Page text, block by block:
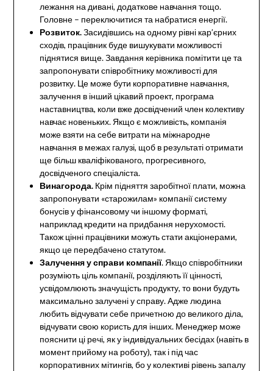
лежання на дивані, додаткове навчання тощо.
Головне – переключитися та набратися енергії.
Розвиток.Засидівшись на одному рівні кар’єрних
сходів, працівник буде вишукувати можливості
піднятися вище. Завдання керівника помітити це та
запропонувати співробітнику можливості для
розвитку. Це може бути корпоративне навчання,
залучення в інший цікавий проект, програма
наставництва, коли вже досвідчений член колективу
навчає новеньких. Якщо є можливість, компанія
може взяти на себе витрати на міжнародне
навчання в межах галузі, щоб в результаті отримати
ще більш кваліфікованого, прогресивного,
досвідченого спеціаліста.
Винагорода.Крім підняття заробітної плати, можна
запропонувати «старожилам» компанії систему
бонусів у фінансовому чи іншому форматі,
наприклад кредити на придбання нерухомості.
Також цінні працівники можуть стати акціонерами,
якщо це передбачено статутом.
Залучення у справи компанії. Якщо співробітники
розуміють ціль компанії, розділяють її цінності,
усвідомлюють значущість продукту, то вони будуть
максимально залучені у справу. Адже людина
любить відчувати себе причетною до великого діла,
відчувати свою користь для інших. Менеджер може
пояснити ці речі, як у індивідуальних бесідах (навіть в
момент прийому на роботу), так і під час
корпоративних мітингів, бо у колективі рівень запалу